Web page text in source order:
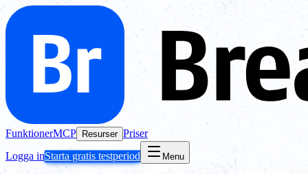
FunktionerMCP Resurser Priser
Logga inStarta gratis testperiod Menu